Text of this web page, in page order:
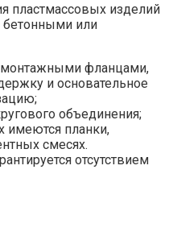
пластмассовых изделий
бетонными или
фланцами,
и основательное
объединения;
имеются планки,
смесях.
отсутствием